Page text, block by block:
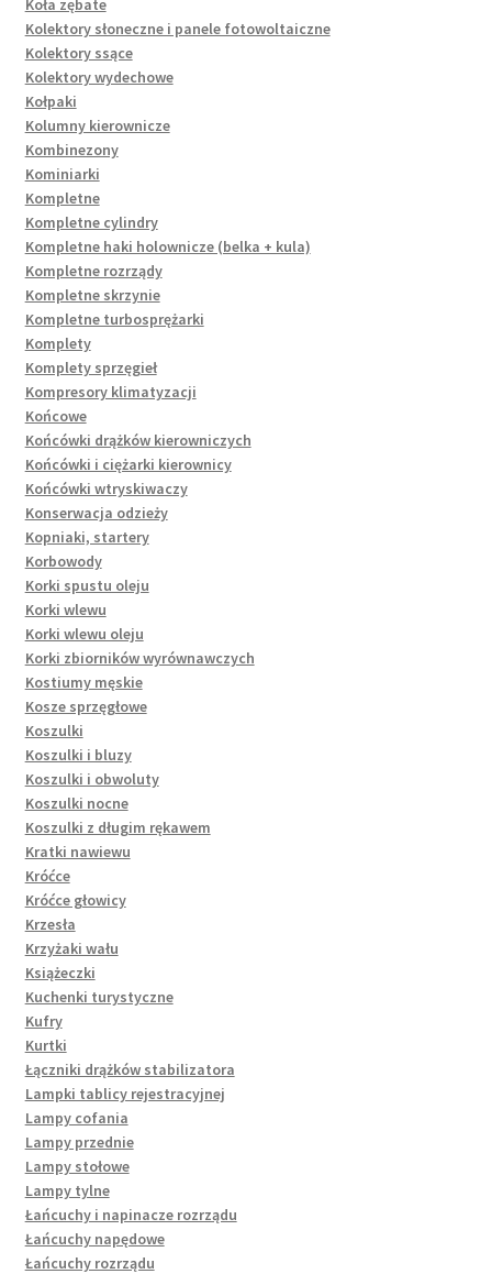
Koła zębate
Kolektory słoneczne i panele fotowoltaiczne
Kolektory ssące
Kolektory wydechowe
Kołpaki
Kolumny kierownicze
Kombinezony
Kominiarki
Kompletne
Kompletne cylindry
Kompletne haki holownicze (belka + kula)
Kompletne rozrządy
Kompletne skrzynie
Kompletne turbosprężarki
Komplety
Komplety sprzęgieł
Kompresory klimatyzacji
Końcowe
Końcówki drążków kierowniczych
Końcówki i ciężarki kierownicy
Końcówki wtryskiwaczy
Konserwacja odzieży
Kopniaki, startery
Korbowody
Korki spustu oleju
Korki wlewu
Korki wlewu oleju
Korki zbiorników wyrównawczych
Kostiumy męskie
Kosze sprzęgłowe
Koszulki
Koszulki i bluzy
Koszulki i obwoluty
Koszulki nocne
Koszulki z długim rękawem
Kratki nawiewu
Króćce
Króćce głowicy
Krzesła
Krzyżaki wału
Książeczki
Kuchenki turystyczne
Kufry
Kurtki
Łączniki drążków stabilizatora
Lampki tablicy rejestracyjnej
Lampy cofania
Lampy przednie
Lampy stołowe
Lampy tylne
Łańcuchy i napinacze rozrządu
Łańcuchy napędowe
Łańcuchy rozrządu